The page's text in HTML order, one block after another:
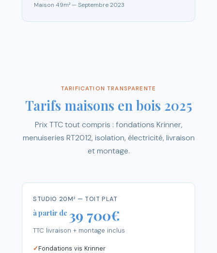
Maison 49m² — Septembre 2023
TARIFICATION TRANSPARENTE
Tarifs maisons en bois 2025
Prix TTC tout compris : fondations Krinner,
menuiseries RT2012, isolation, électricité, livraison
et montage.
STUDIO 20M² — TOIT PLAT
à partir de 39 700€
TTC livraison + montage inclus
Fondations vis Krinner